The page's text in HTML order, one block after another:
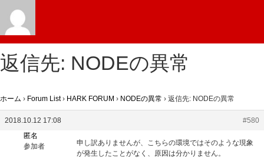
返信先: NODEの異常
ホーム › Forum List › HARK FORUM › NODEの異常 › 返信先: NODEの異常
2018.10.12 17:08
#580
匿名
参加者
申し訳ありませんが、こちらの環境ではそのような現象
が発生したことがなく、原因は分かりません。